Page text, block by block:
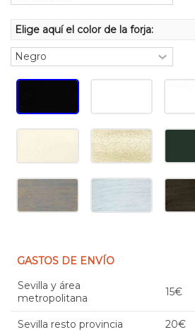
Elige aquí el color de la forja:
GASTOS DE ENVÍO
Sevilla y área
metropolitana
15€
Sevilla resto provincia 20€